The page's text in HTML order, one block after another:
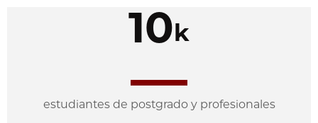
10k
estudiantes de postgrado y profesionales